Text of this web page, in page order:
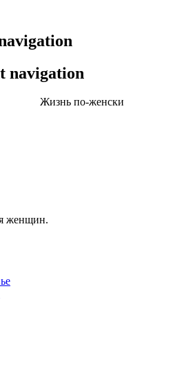
navigation
Жизнь по-женски
женщин.